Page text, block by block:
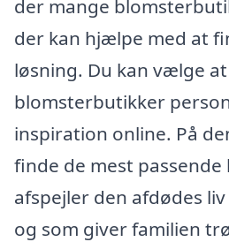
der mange
der kan hjælpe med at
løsning. Du kan vælge
blomsterbutikker
inspiration online. På
finde de mest
afspejler den afdødes
og som giver familien